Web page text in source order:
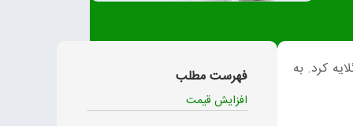
کشور از افزایش 400 درصدی قیمت مواد اولیه تولید قارچ، در کمتر از6 ماه گلایه کرد. به
فهرست مطلب
افزایش قیمت